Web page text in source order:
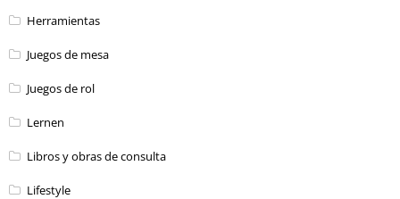
Herramientas
Juegos de mesa
Juegos de rol
Lernen
Libros y obras de consulta
Lifestyle